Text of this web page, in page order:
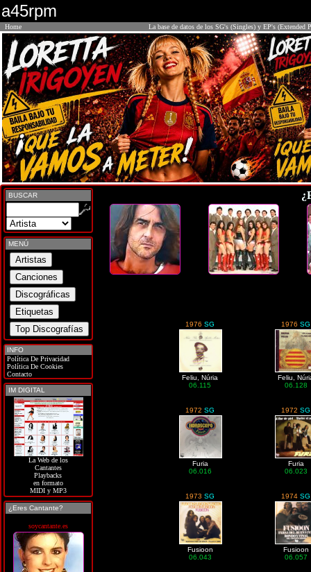
a45rpm
Home La base de datos de los SG's (Singles) y EP's (Extended
BUSCAR
MENÚ
INFO
Política De Privacidad
Política De Cookies
Contacto
IM DIGITAL
La Web de los
Cantantes
Playbacks
en formato
MIDI y MP3
¿Eres Cantante?
soycantante.es
1976SG
Feliu, Núria
06.115
1976SG
Feliu,
06.128
1972SG
Furia
06.016
1972SG
Furia
06.023
1973SG
Fusioon
06.043
1974SG
Fusioon
06.057